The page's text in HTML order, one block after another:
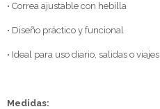
• Correa ajustable con hebilla
• Diseño práctico y funcional
• Ideal para uso diario, salidas o viajes
Medidas: